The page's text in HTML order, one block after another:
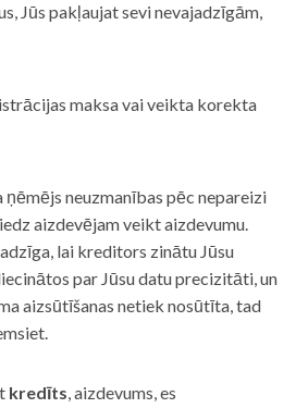
Jūs pakļaujat sevi nevajadzīgām,
maksa vai veikta korekta
neuzmanības pēc nepareizi
aizdevējam veikt aizdevumu.
lai kreditors zinātu Jūsu
par Jūsu datu precizitāti, un
aizsūtīšanas netiek nosūtīta, tad
kredīts, aizdevums, es